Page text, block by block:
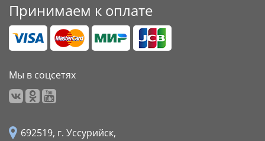
Принимаем к оплате
Мы в соцсетях
692519, г. Уссурийск,